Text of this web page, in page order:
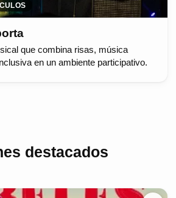
que combina risas, música
en un ambiente participativo.
destacados